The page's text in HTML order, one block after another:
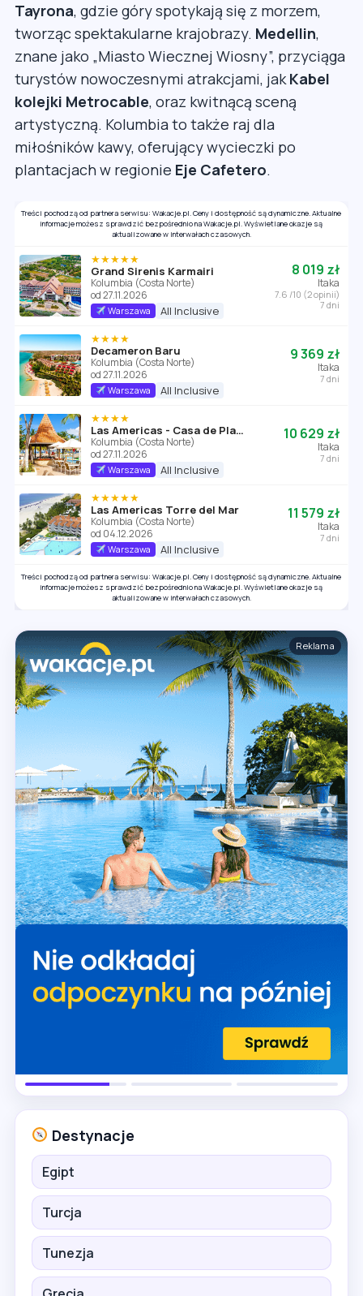
Tayrona, gdzie góry spotykają się z morzem,
tworząc spektakularne krajobrazy. Medellin,
znane jako „Miasto Wiecznej Wiosny”, przyciąga
turystów nowoczesnymi atrakcjami, jakKabel
kolejki Metrocable, oraz kwitnącą sceną
artystyczną. Kolumbia to także raj dla
miłośników kawy, oferujący wycieczki po
plantacjach w regionie Eje Cafetero.
Treści pochodzą od partnera serwisu: Wakacje.pl. Ceny i dostępność są dynamiczne. Aktualne
informacje możesz sprawdzić bezpośrednio na Wakacje.pl. Wyświetlane okazje są
aktualizowane w interwałach czasowych.
★★★★★
Grand Sirenis Karmairi
Kolumbia (Costa Norte)
od 27.11.2026
Warszawa All Inclusive
8 019 zł
Itaka
7.6 /10 (2 opinii)
7 dni
★★★★
Decameron Baru
Kolumbia (Costa Norte)
od 27.11.2026
Warszawa All Inclusive
9 369 zł
Itaka
7 dni
★★★★
Las Americas - Casa de Playa
Kolumbia (Costa Norte)
od 27.11.2026
Warszawa All Inclusive
10 629 zł
Itaka
7 dni
★★★★★
Las Americas Torre del Mar
Kolumbia (Costa Norte)
od 04.12.2026
Warszawa All Inclusive
11 579 zł
Itaka
7 dni
Treści pochodzą od partnera serwisu: Wakacje.pl. Ceny i dostępność są dynamiczne. Aktualne
informacje możesz sprawdzić bezpośrednio na Wakacje.pl. Wyświetlane okazje są
aktualizowane w interwałach czasowych.
Reklama
Destynacje
Egipt
Turcja
Tunezja